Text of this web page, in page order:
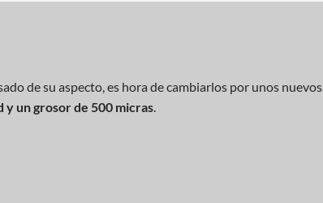
de su aspecto, es hora de cambiarlos por unos nuevos.
y un grosor de 500 micras